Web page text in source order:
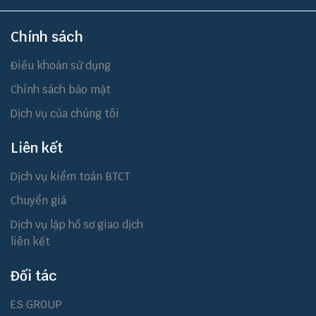
Chính sách
Điều khoản sử dụng
Chính sách bảo mật
Dịch vụ của chúng tôi
Liên kết
Dịch vụ kiểm toán BTCT
Chuyển giá
Dịch vụ lập hồ sơ giao dịch
liên kết
Đối tác
ES GROUP